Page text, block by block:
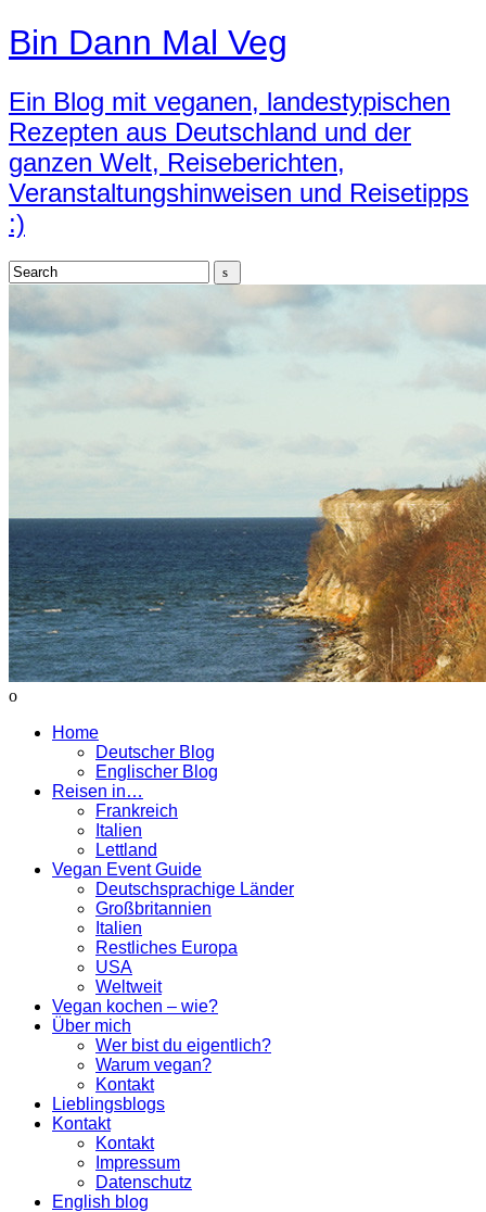
Bin Dann Mal Veg
Ein Blog mit veganen, landestypischen
Rezepten aus Deutschland und der
ganzen Welt, Reiseberichten,
Veranstaltungshinweisen und Reisetipps
:)
Search
Home
Deutscher Blog
Englischer Blog
Reisen in…
Frankreich
Italien
Lettland
Vegan Event Guide
Deutschsprachige Länder
Großbritannien
Italien
Restliches Europa
USA
Weltweit
Vegan kochen – wie?
Über mich
Wer bist du eigentlich?
Warum vegan?
Kontakt
Lieblingsblogs
Kontakt
Kontakt
Impressum
Datenschutz
English blog